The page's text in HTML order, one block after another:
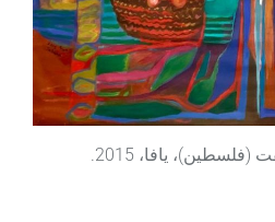
يافا، 2015.